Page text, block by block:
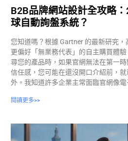
B2B品牌網站設計全攻略
球自動詢盤系統？
您知道嗎？根據 Gartner 的最新研究，
更偏好「無業務代表」的自主購買體
尋您的產品時，如果官網無法在第一
信任感，您可能在還沒開口介紹前，
外。我知道許多企業主常面臨官網像
閱讀更多>>